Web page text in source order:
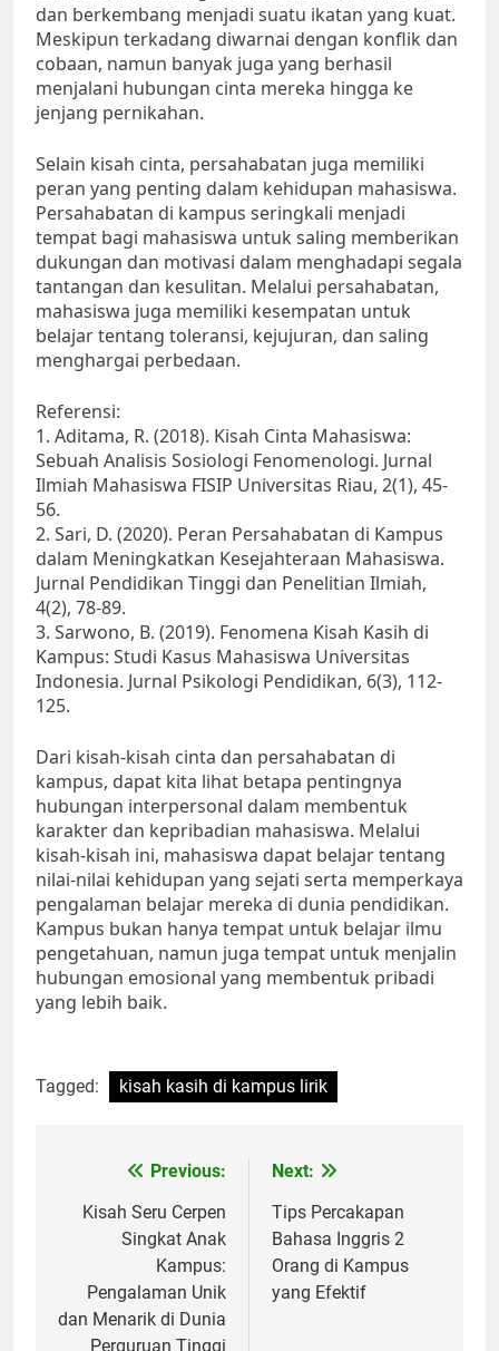
dan berkembang menjadi suatu ikatan yang kuat.
Meskipun terkadang diwarnai dengan konflik dan
cobaan, namun banyak juga yang berhasil
menjalani hubungan cinta mereka hingga ke
jenjang pernikahan.
Selain kisah cinta, persahabatan juga memiliki
peran yang penting dalam kehidupan mahasiswa.
Persahabatan di kampus seringkali menjadi
tempat bagi mahasiswa untuk saling memberikan
dukungan dan motivasi dalam menghadapi segala
tantangan dan kesulitan. Melalui persahabatan,
mahasiswa juga memiliki kesempatan untuk
belajar tentang toleransi, kejujuran, dan saling
menghargai perbedaan.
Referensi:
1. Aditama, R. (2018). Kisah Cinta Mahasiswa:
Sebuah Analisis Sosiologi Fenomenologi. Jurnal
Ilmiah Mahasiswa FISIP Universitas Riau, 2(1), 45-
56.
2. Sari, D. (2020). Peran Persahabatan di Kampus
dalam Meningkatkan Kesejahteraan Mahasiswa.
Jurnal Pendidikan Tinggi dan Penelitian Ilmiah,
4(2), 78-89.
3. Sarwono, B. (2019). Fenomena Kisah Kasih di
Kampus: Studi Kasus Mahasiswa Universitas
Indonesia. Jurnal Psikologi Pendidikan, 6(3), 112-
125.
Dari kisah-kisah cinta dan persahabatan di
kampus, dapat kita lihat betapa pentingnya
hubungan interpersonal dalam membentuk
karakter dan kepribadian mahasiswa. Melalui
kisah-kisah ini, mahasiswa dapat belajar tentang
nilai-nilai kehidupan yang sejati serta memperkaya
pengalaman belajar mereka di dunia pendidikan.
Kampus bukan hanya tempat untuk belajar ilmu
pengetahuan, namun juga tempat untuk menjalin
hubungan emosional yang membentuk pribadi
yang lebih baik.
Tagged: kisah kasih di kampus lirik
navigation
Previous:
Kisah Seru Cerpen
Singkat Anak
Kampus:
Pengalaman Unik
dan Menarik di Dunia
Perguruan Tinggi
Next:
Tips Percakapan
Bahasa Inggris 2
Orang di Kampus
yang Efektif